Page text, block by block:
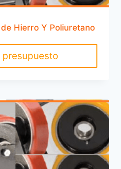
Hierro Y Poliuretano